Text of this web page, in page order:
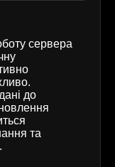
сервера
до
та